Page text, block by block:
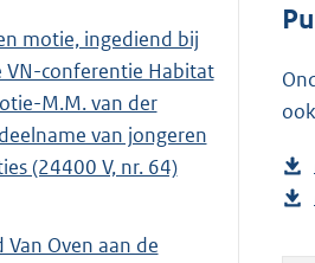
motie, ingediend bij
VN-conferentie Habitat
M.M. van der
van jongeren
(24400 V, nr. 64)
Oven aan de